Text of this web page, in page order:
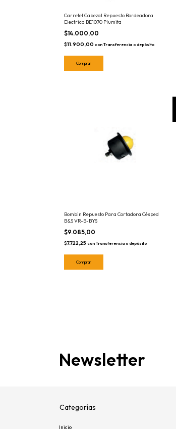
Carretel Cabezal Repuesto Bordeadora
Electrica BE1070 Plumita
$14.000,00
$11.900,00 con Transferencia o depósito
Bombin Repuesto Para Cortadora Césped
B&S VR-B-BYS
$9.085,00
$7.722,25 con Transferencia o depósito
Newsletter
Categorías
Inicio